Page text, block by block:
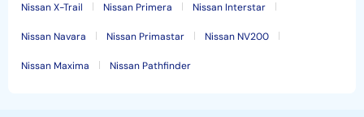
Nissan X-Trail Nissan Primera Nissan Interstar
Nissan Navara Nissan Primastar Nissan NV200
Nissan Maxima Nissan Pathfinder